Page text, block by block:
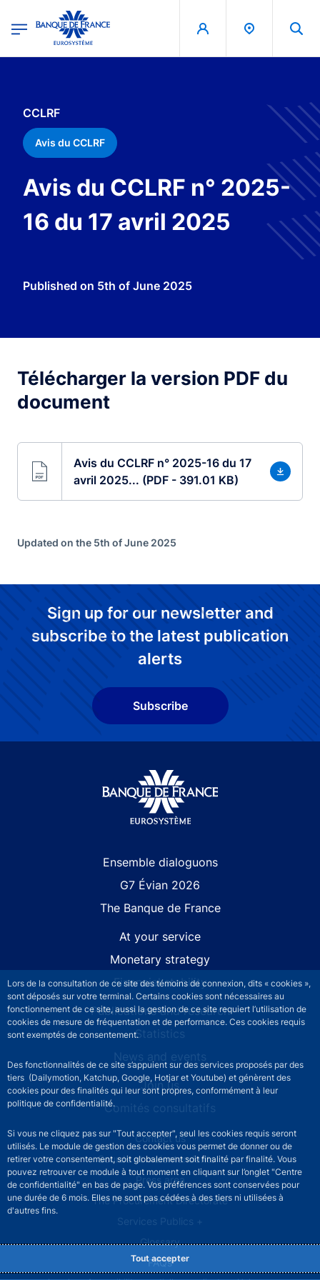
Lors de la consultation de ce site des témoins de connexion, dits « cookies »,
sont déposés sur votre terminal. Certains cookies sont nécessaires au
fonctionnement de ce site, aussi la gestion de ce site requiert l’utilisation de
cookies de mesure de fréquentation et de performance. Ces cookies requis
sont exemptés de consentement.
Des fonctionnalités de ce site s’appuient sur des services proposés par des
tiers (Dailymotion, Katchup, Google, Hotjar et Youtube) et génèrent des
cookies pour des finalités qui leur sont propres, conformément à leur
politique de confidentialité.
Si vous ne cliquez pas sur "Tout accepter", seul les cookies requis seront
utilisés. Le module de gestion des cookies vous permet de donner ou de
retirer votre consentement, soit globalement soit finalité par finalité. Vous
pouvez retrouver ce module à tout moment en cliquant sur l’onglet "Centre
de confidentialité" en bas de page. Vos préférences sont conservées pour
une durée de 6 mois. Elles ne sont pas cédées à des tiers ni utilisées à
d'autres fins.
Tout accepter
Banque de France - Menu Principal
CCLRF
Avis du CCLRF
Avis du CCLRF n° 2025-
16 du 17 avril 2025
Published on 5th of June 2025
Télécharger la version PDF du
document
Avis du CCLRF n° 2025-16 du 17
avril 2025... (PDF - 391.01 KB)
Updated on the 5th of June 2025
Sign up for our newsletter and
subscribe to the latest publication
alerts
Subscribe
Ensemble dialoguons
G7 Évian 2026
The Banque de France
At your service
Monetary strategy
Financial stability
Publications and research
Statistics
News and events
Join us
Comités consultatifs
Footer secondary menuContact us
Sourds et malentendants
Press area
The Procurement Directorate
Services Publics +
Glossary
FAQs